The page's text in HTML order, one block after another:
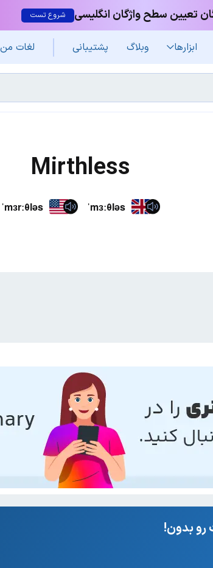
تعیین سطح واژگان انگلیسی شروع تست
ابزارها وبلاگ پشتیبانی لغات من
Mirthless
ˈmɜrːθləs ˈmɜːθləs
رو بدون!